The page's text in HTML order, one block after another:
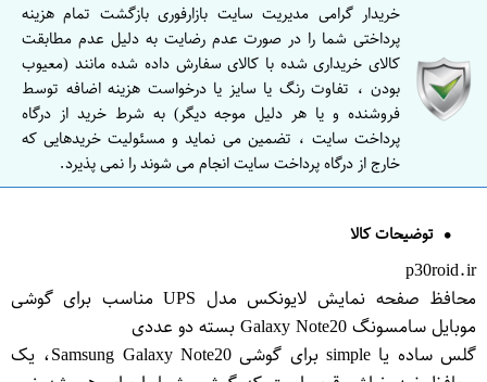
خریدار گرامی مدیریت سایت بازارفوری بازگشت تمام هزینه
پرداختی شما را در صورت عدم رضایت به دلیل عدم مطابقت
کالای خریداری شده با کالای سفارش داده شده مانند (معیوب
بودن ، تفاوت رنگ یا سایز یا درخواست هزینه اضافه توسط
فروشنده و یا هر دلیل موجه دیگر) به شرط خرید از درگاه
پرداخت سایت ، تضمین می نماید و مسئولیت خریدهایی که
خارج از درگاه پرداخت سایت انجام می شوند را نمی پذیرد.
توضیحات کالا
p30roid.ir
محافظ صفحه نمایش لایونکس مدل UPS مناسب برای گوشی
موبایل سامسونگ Galaxy Note20 بسته دو عددی
گلس ساده یا simple برای گوشی Samsung Galaxy Note20، یک